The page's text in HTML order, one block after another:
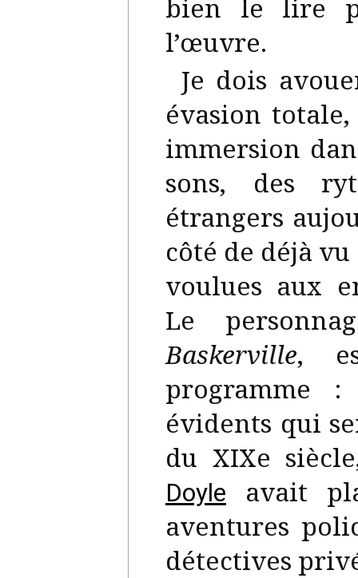
bien le lire
l’œuvre.
Je dois
évasion
immersion
sons, des
étrangers
côté de déjà
voulues aux
Le
Baskerville,
programme
évidents qui
du XIXe
Doyle
avait
aventures
détectives